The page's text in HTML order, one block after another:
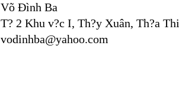
Võ Đình Ba
T? 2 Khu v?c I, Th?y Xuân, Th?a
vodinhba@yahoo.com